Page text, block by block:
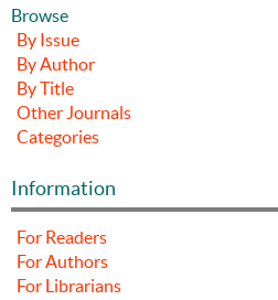
Browse
By Issue
By Author
By Title
Other Journals
Categories
Information
For Readers
For Authors
For Librarians